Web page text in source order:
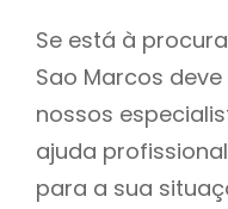
Se está à
Sao Marcos
nossos
ajuda
para a sua